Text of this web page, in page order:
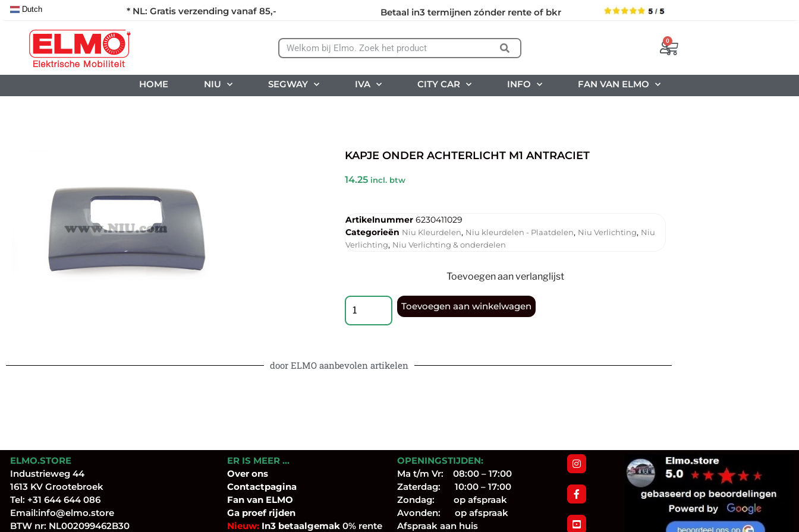
* NL: Gratis verzending vanaf 85,- Betaal in3 termijnen zónder rente of bkr
Dutch
0
HOME NIU SEGWAY IVA CITY CAR INFO FAN VAN ELMO
KAPJE ONDER ACHTERLICHT M1 ANTRACIET
14.25 incl. btw
Artikelnummer 6230411029
Categorieën Niu Kleurdelen, Niu kleurdelen - Plaatdelen, Niu Verlichting, Niu
Verlichting, Niu Verlichting & onderdelen
Toevoegen aan verlanglijst
Toevoegen aan winkelwagen
door ELMO aanbevolen artikelen
ELMO.STORE
Industrieweg 44
1613 KV Grootebroek
Tel: +31 644 644 086
Email:info@elmo.store
BTW nr: NL002099462B30
ER IS MEER …
Over ons
Contactpagina
Fanvan ELMO
Ga proef rijden
Nieuw:In3 betaalgemak 0% rente
OPENINGSTIJDEN:
Ma t/m Vr: 08:00 – 17:00
Zaterdag: 10:00 – 17:00
Zondag: op afspraak
Avonden: op afspraak
Afspraak aan huis